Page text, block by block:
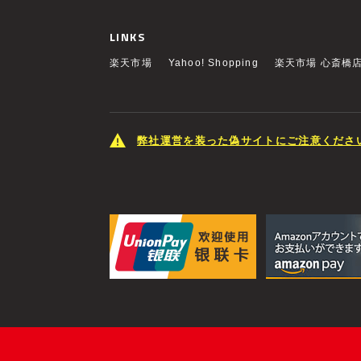
LINKS
楽天市場 Yahoo! Shopping 楽天市場 心斎橋
弊社運営を装った偽サイトにご注意くださ